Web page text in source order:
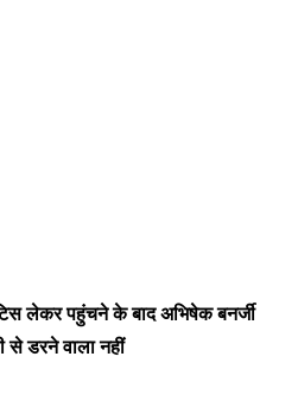
लेकर पहुंचने के बाद अभिषेक बनर्जी
से डरने वाला नहीं